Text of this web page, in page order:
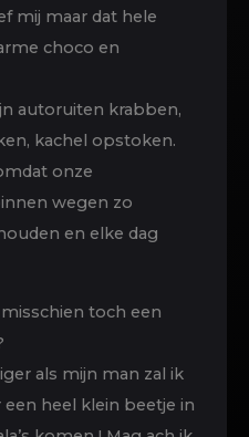
mij maar dat hele
choco en
autoruiten krabben,
kachel opstoken.
onze
wegen zo
en elke dag
toch een
als mijn man zal ik
heel klein beetje in